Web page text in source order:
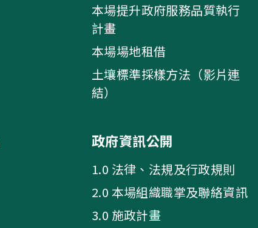
本場提升政府服務品質執行
計畫
本場場地租借
土壤標準採樣方法（影片連
結）
政府資訊公開
1.0 法律、法規及行政規則
2.0 本場組織職掌及聯絡資訊
3.0 施政計畫